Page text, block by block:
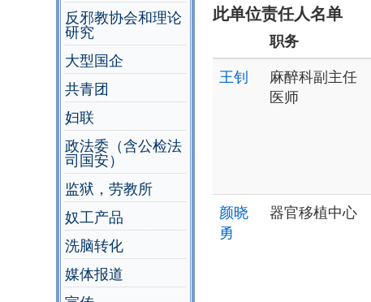
反邪教协会和理论
研究
大型国企
共青团
妇联
政法委（含公检法
司国安）
监狱，劳教所
奴工产品
洗脑转化
媒体报道
此单位责任人名单
职务
王钊
麻醉科副主任
医师
颜晓
勇
器官移植中心